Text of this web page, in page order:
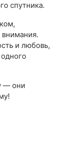
спутника.
внимания.
и любовь,
— они